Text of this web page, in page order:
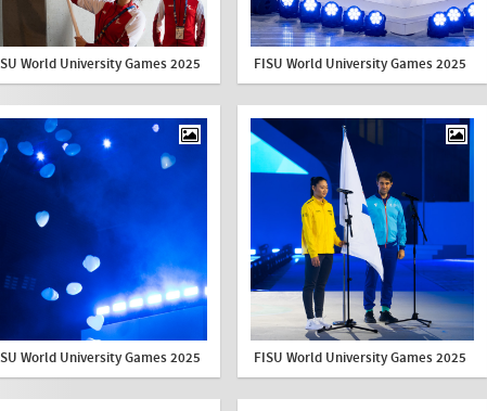
World University Games 2025 FISU World University Games 2025
World University Games 2025 FISU World University Games 2025